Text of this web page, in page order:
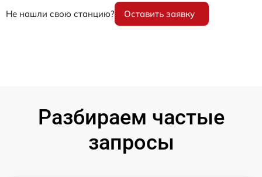
Не нашли свою станцию? Оставить заявку
Разбираем частые
запросы